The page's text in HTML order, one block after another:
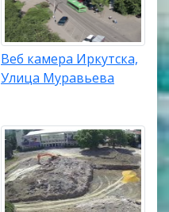
Веб камера Иркутска,
Улица Муравьева